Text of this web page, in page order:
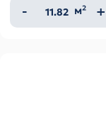
Количество
товара
м²